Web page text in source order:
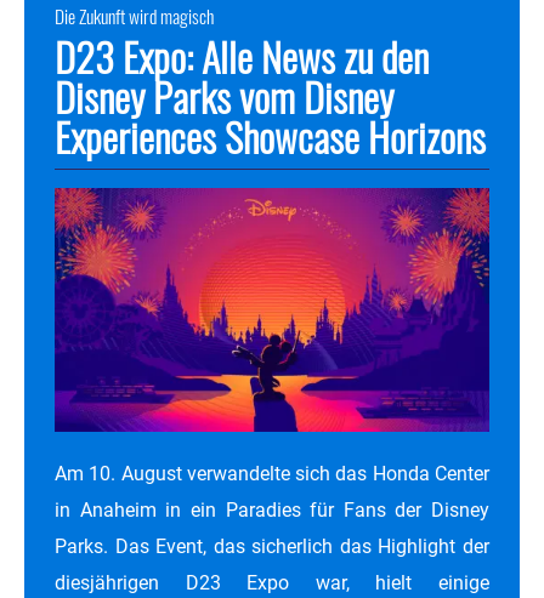
Die Zukunft wird magisch
D23 Expo: Alle News zu den
Disney Parks vom Disney
Experiences Showcase Horizons
Am 10. August verwandelte sich das Honda Center
in Anaheim in ein Paradies für Fans der Disney
Parks. Das Event, das sicherlich das Highlight der
diesjährigen D23 Expo war, hielt einige